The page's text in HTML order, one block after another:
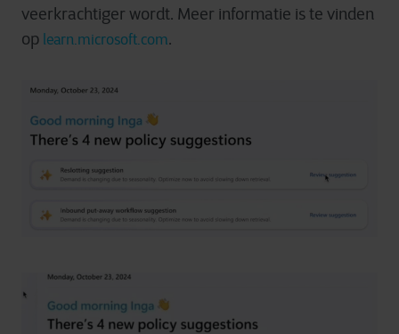
veerkrachtiger wordt. Meer informatie is te vinden
op learn.microsoft.com.